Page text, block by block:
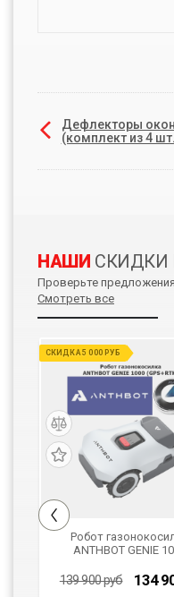
Дефлекторы окон
(комплект из 4
НАШИ СКИДКИ
Проверьте
Смотреть все
СКИДКА 5 000 РУБ
Робот
ANTHBOT GENIE
139 900руб 134